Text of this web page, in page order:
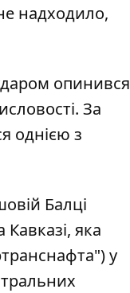
надходило,
опинився
За
однією з
Балці
яка
у